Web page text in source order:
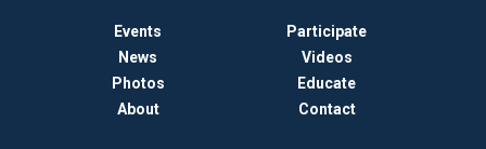
Events
Participate
News
Videos
Photos
Educate
About
Contact